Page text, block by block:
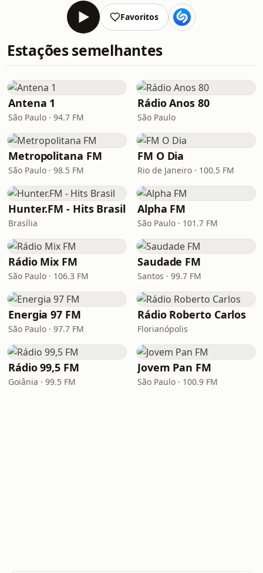
Favoritos
Estações semelhantes
Antena 1
São Paulo · 94.7 FM
Rádio Anos 80
São Paulo
Metropolitana FM
São Paulo · 98.5 FM
FM O Dia
Rio de Janeiro · 100.5 FM
Hunter.FM - Hits Brasil
Brasília
Alpha FM
São Paulo · 101.7 FM
Rádio Mix FM
São Paulo · 106.3 FM
Saudade FM
Santos · 99.7 FM
Energia 97 FM
São Paulo · 97.7 FM
Rádio Roberto Carlos
Florianópolis
Rádio 99,5 FM
Goiânia · 99.5 FM
Jovem Pan FM
São Paulo · 100.9 FM